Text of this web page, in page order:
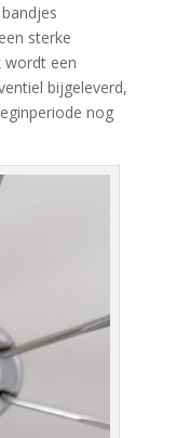
sterke
wordt een
bijgeleverd,
nog